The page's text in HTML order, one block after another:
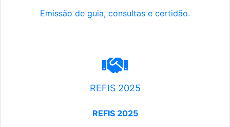
Emissão de guia, consultas e certidão.
REFIS 2025
REFIS 2025